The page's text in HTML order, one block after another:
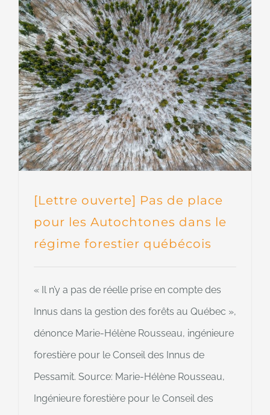
[Lettre ouverte] Pas de place
pour les Autochtones dans le
régime forestier québécois
« Il n’y a pas de réelle prise en compte des
Innus dans la gestion des forêts au Québec »,
dénonce Marie-Hélène Rousseau, ingénieure
forestière pour le Conseil des Innus de
Pessamit. Source: Marie-Hélène Rousseau,
Ingénieure forestière pour le Conseil des